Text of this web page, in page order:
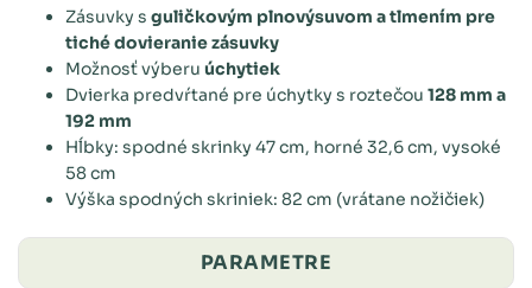
Zásuvky s guličkovým plnovýsuvom a tlmením pre
tiché dovieranie zásuvky
Možnosť výberu úchytiek
Dvierka predvŕtané pre úchytky s roztečou 128 mm a
192 mm
Hĺbky: spodné skrinky 47 cm, horné 32,6 cm, vysoké
58 cm
Výška spodných skriniek: 82 cm (vrátane nožičiek)
PARAMETRE